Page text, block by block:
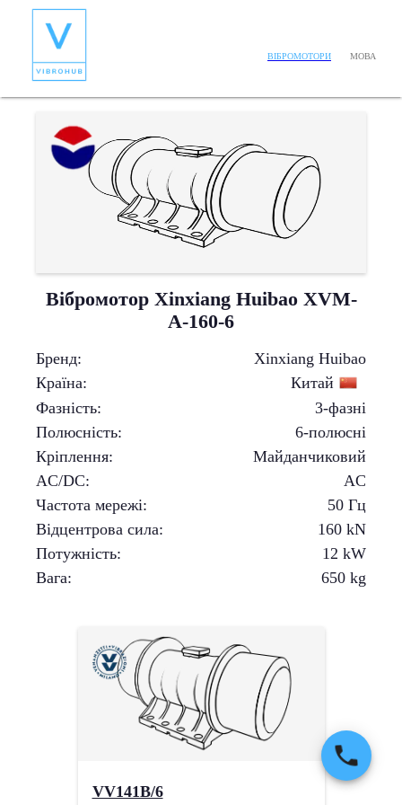
ВІБРОМОТОРИ МОВА
Вібромотор Xinxiang Huibao XVM-
A-160-6
Бренд:
Xinxiang Huibao
Країна:
Китай
Фазність:
3-фазні
Полюсність:
6-полюсні
Кріплення:
Майданчиковий
AC/DC:
AC
Частота мережі:
50 Гц
Відцентрова сила: 160 kN
Потужність: 12 kW
Вага: 650 kg
VV141B/6